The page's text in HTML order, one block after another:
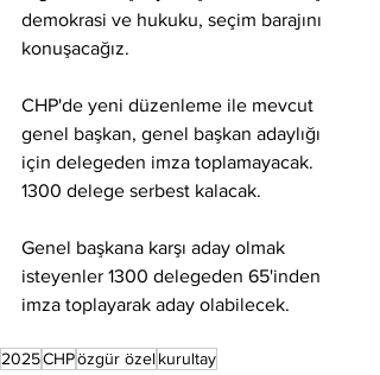
demokrasi ve hukuku, seçim barajını
konuşacağız.
CHP'de yeni düzenleme ile mevcut
genel başkan, genel başkan adaylığı
için delegeden imza toplamayacak.
1300 delege serbest kalacak.
Genel başkana karşı aday olmak
isteyenler 1300 delegeden 65'inden
imza toplayarak aday olabilecek.
2025CHPözgür özelkurultay